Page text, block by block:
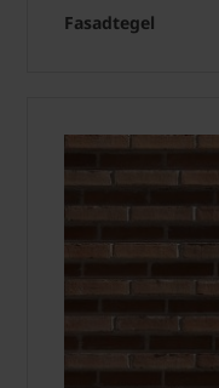
Fasadtegel